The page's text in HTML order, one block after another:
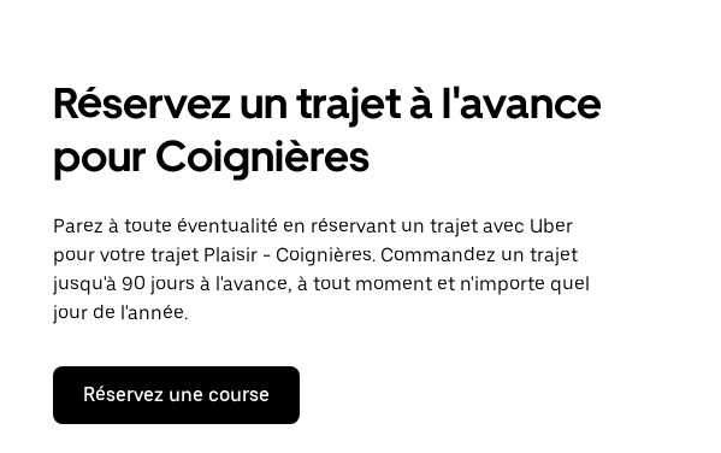
Réservez un trajet à l'avance
pour Coignières
Parez à toute éventualité en réservant un trajet avec Uber
pour votre trajet Plaisir - Coignières. Commandez un trajet
jusqu'à 90 jours à l'avance, à tout moment et n'importe quel
jour de l'année.
Réservez une course